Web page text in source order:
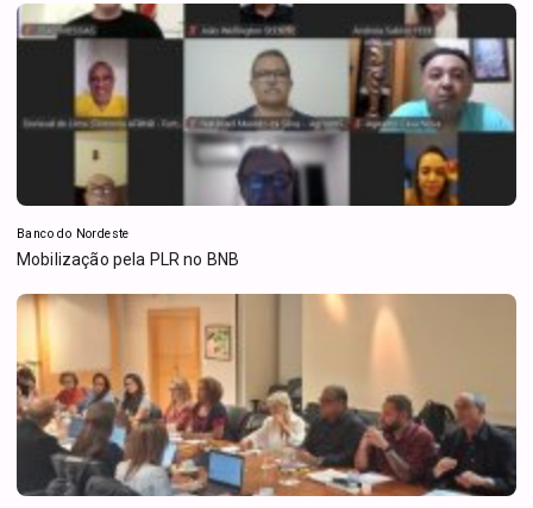
Banco do Nordeste
Mobilização pela PLR no BNB